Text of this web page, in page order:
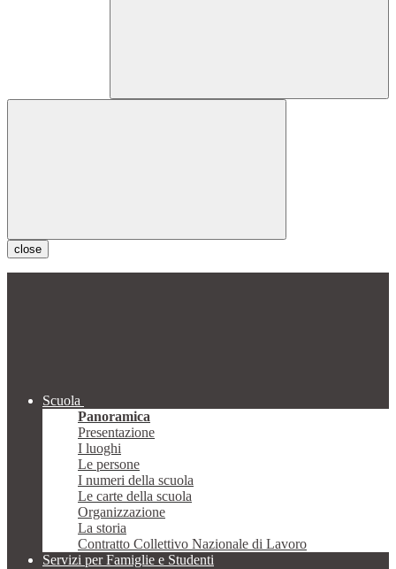
close
Scuola
Panoramica
Presentazione
I luoghi
Le persone
I numeri della scuola
Le carte della scuola
Organizzazione
La storia
Contratto Collettivo Nazionale di Lavoro
Servizi per Famiglie e Studenti